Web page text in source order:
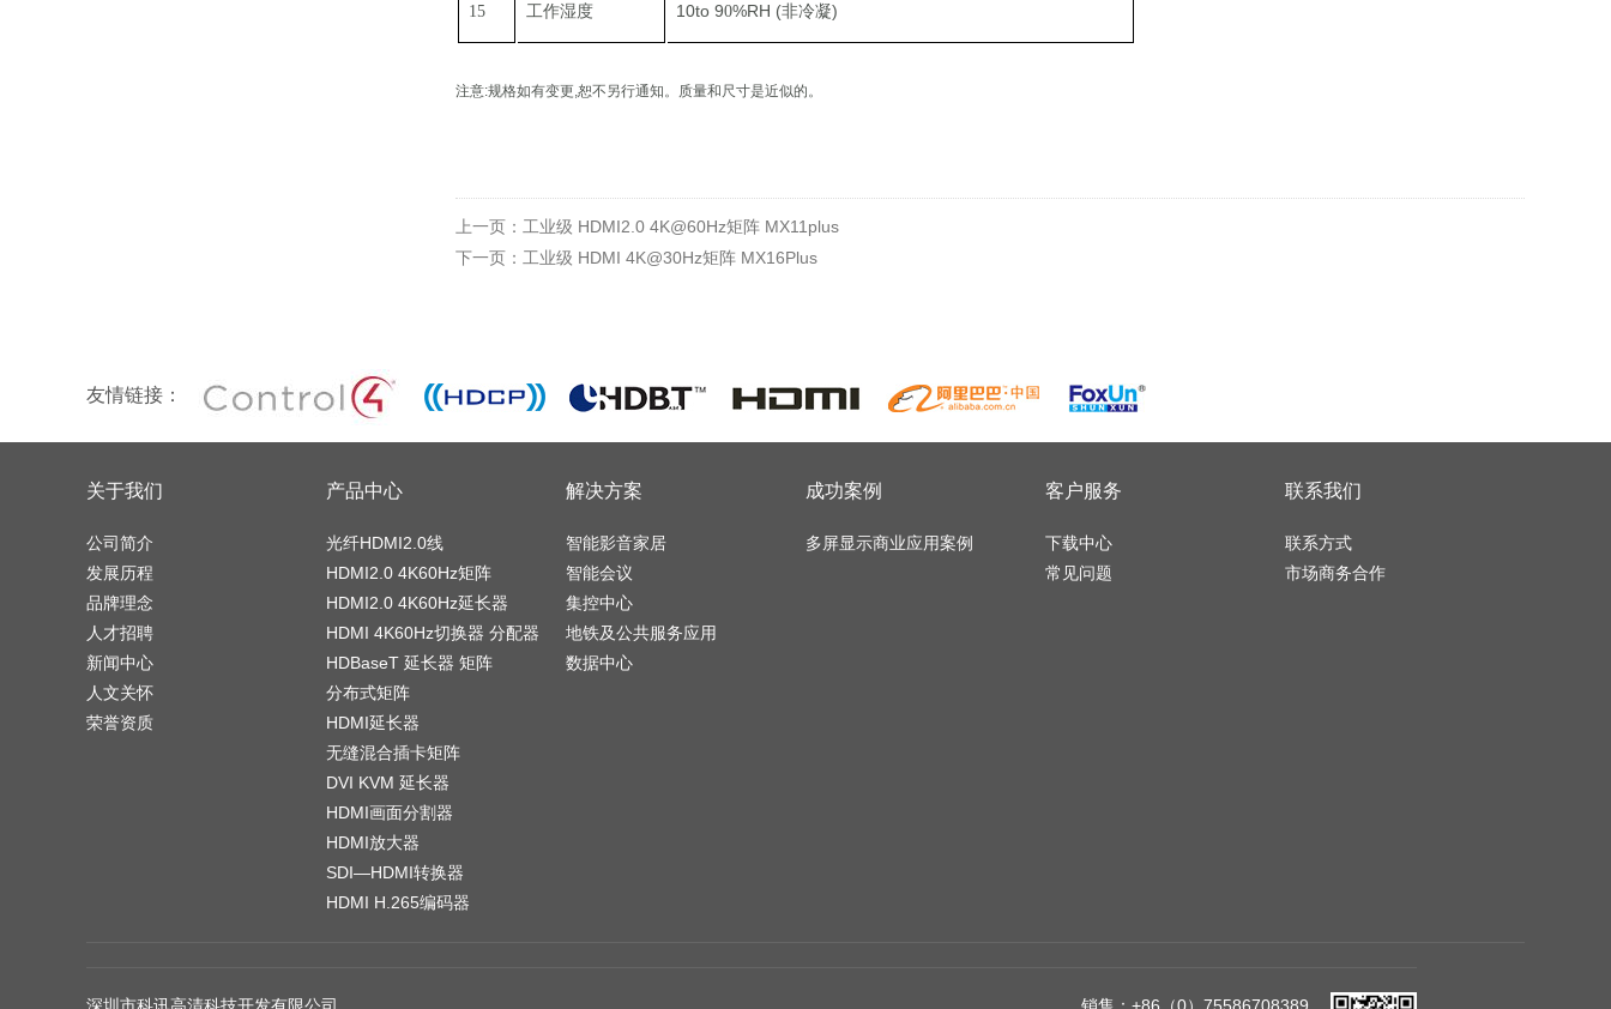
15 工作湿度 10to 90%RH (非冷凝)
注意:规格如有变更,恕不另行通知。质量和尺寸是近似的。
上一页： 工业级 HDMI2.0 4K@60Hz矩阵 MX11plus
下一页： 工业级 HDMI 4K@30Hz矩阵 MX16Plus
友情链接：
关于我们
公司简介
发展历程
品牌理念
人才招聘
新闻中心
人文关怀
荣誉资质
产品中心
光纤HDMI2.0线
HDMI2.0 4K60Hz矩阵
HDMI2.0 4K60Hz延长器
HDMI 4K60Hz切换器 分配器
HDBaseT 延长器 矩阵
分布式矩阵
HDMI延长器
无缝混合插卡矩阵
DVI KVM 延长器
HDMI画面分割器
HDMI放大器
SDI—HDMI转换器
HDMI H.265编码器
解决方案
智能影音家居
智能会议
集控中心
地铁及公共服务应用
数据中心
成功案例
多屏显示商业应用案例
客户服务
下载中心
常见问题
联系我们
联系方式
市场商务合作